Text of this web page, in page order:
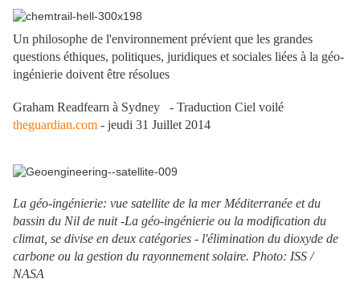
Un philosophe de l'environnement prévient que les grandes
questions éthiques, politiques, juridiques et sociales liées à la géo-
ingénierie doivent être résolues
Graham Readfearn à Sydney - Traduction Ciel voilé
theguardian.com - jeudi 31 Juillet 2014
La géo-ingénierie: vue satellite de la mer Méditerranée et du
bassin du Nil de nuit -La géo-ingénierie ou la modification du
climat, se divise en deux catégories - l'élimination du dioxyde de
carbone ou la gestion du rayonnement solaire. Photo: ISS /
NASA